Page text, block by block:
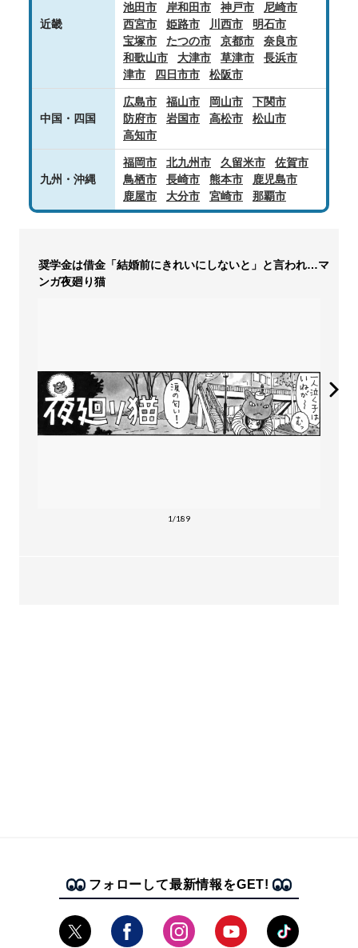
近畿
池田市
岸和田市 神戸市
尼崎市
西宮市
姫路市 川西市
明石市
宝塚市
たつの市 京都市
奈良市
和歌山市
大津市 草津市
長浜市
津市
四日市市 松阪市
中国・四国
広島市 福山市 岡山市
下関市
防府市
岩国市 高松市
松山市
高知市
九州・沖縄
福岡市 北九州市 久留米市
佐賀市
鳥栖市
長崎市 熊本市
鹿児島市
鹿屋市
大分市 宮崎市 那覇市
奨学金は借金「結婚前にきれいにしないと」と言われ…マ
ンガ夜廻り猫
1/189
フォローして最新情報をGET!